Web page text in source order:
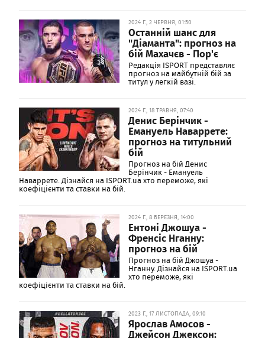
2024 Г., 2 ЧЕРВНЯ, 01:50
Останній шанс для
"Діаманта": прогноз на
бій Махачєв - Пор'є
Редакція ISPORT представляє
прогноз на майбутній бій за
титул у легкій вазі.
2024 Г., 18 ТРАВНЯ, 07:40
Денис Берінчик -
Емануель Наваррете:
прогноз на титульний
бій
Прогноз на бій Денис
Берінчик - Емануель
Наваррете. Дізнайся на ISPORT.ua хто переможе, які
коефіцієнти та ставки на бій.
2024 Г., 8 БЕРЕЗНЯ, 14:00
Ентоні Джошуа -
Френсіс Нганну:
прогноз на бій
Прогноз на бій Джошуа -
Нганну. Дізнайся на ISPORT.ua
хто переможе, які
коефіцієнти та ставки на бій.
2023 Г., 17 ЛИСТОПАДА, 09:10
Ярослав Амосов -
Джейсон Джексон: